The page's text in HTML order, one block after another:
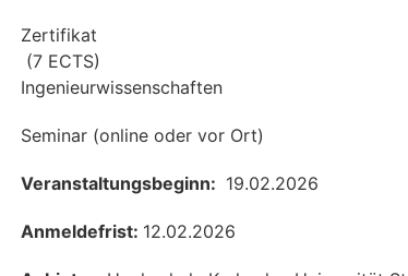
Zertifikat
(7 ECTS)
Ingenieurwissenschaften
Seminar (online oder vor Ort)
Veranstaltungsbeginn: 19.02.2026
Anmeldefrist: 12.02.2026